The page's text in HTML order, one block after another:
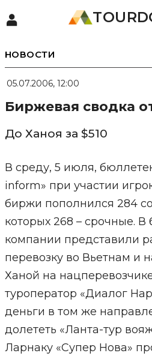
НОВОСТИ
05.07.2006, 12:00
Биржевая сводка
До Ханоя за $510
В среду, 5 июля,
inform» при участии
биржи пополнился 284
которых 268 – срочные. В
компании представили
перевозку во Вьетнам и
Ханой на
туроператор «Диалог
деньги в том же
долететь «Ланта-тур
Ларнаку «Супер Нова»